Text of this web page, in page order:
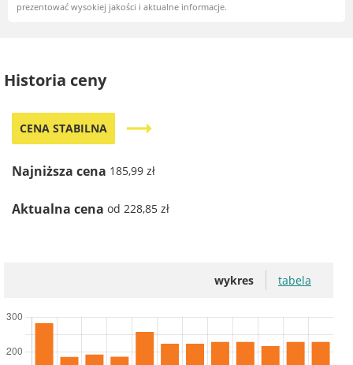
prezentować wysokiej jakości i aktualne informacje.
Historia ceny
CENA STABILNA trending_flat
Najniższa cena 185,99 zł
Aktualna cena od 228,85 zł
wykres tabela